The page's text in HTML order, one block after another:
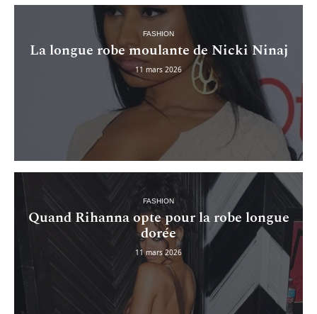
FASHION
La longue robe moulante de Nicki Ninaj
11 mars 2026
FASHION
Quand Rihanna opte pour la robe longue
dorée
11 mars 2026